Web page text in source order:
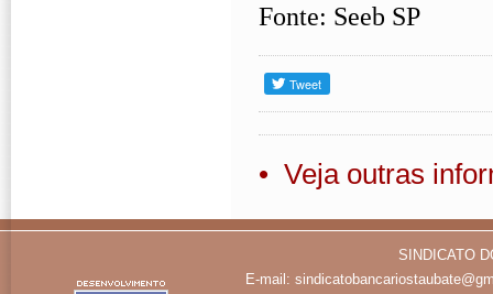
Fonte: Seeb SP
• Veja outras
SINDICATO
E-mail: